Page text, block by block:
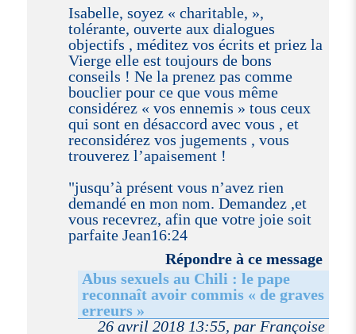
Isabelle, soyez « charitable, »,
tolérante, ouverte aux dialogues
objectifs , méditez vos écrits et priez la
Vierge elle est toujours de bons
conseils ! Ne la prenez pas comme
bouclier pour ce que vous même
considérez « vos ennemis » tous ceux
qui sont en désaccord avec vous , et
reconsidérez vos jugements , vous
trouverez l’apaisement !
"jusqu’à présent vous n’avez rien
demandé en mon nom. Demandez ,et
vous recevrez, afin que votre joie soit
parfaite Jean16:24
Répondre à ce message
Abus sexuels au Chili : le pape
reconnaît avoir commis « de graves
erreurs »
26 avril 2018 13:55, par Françoise